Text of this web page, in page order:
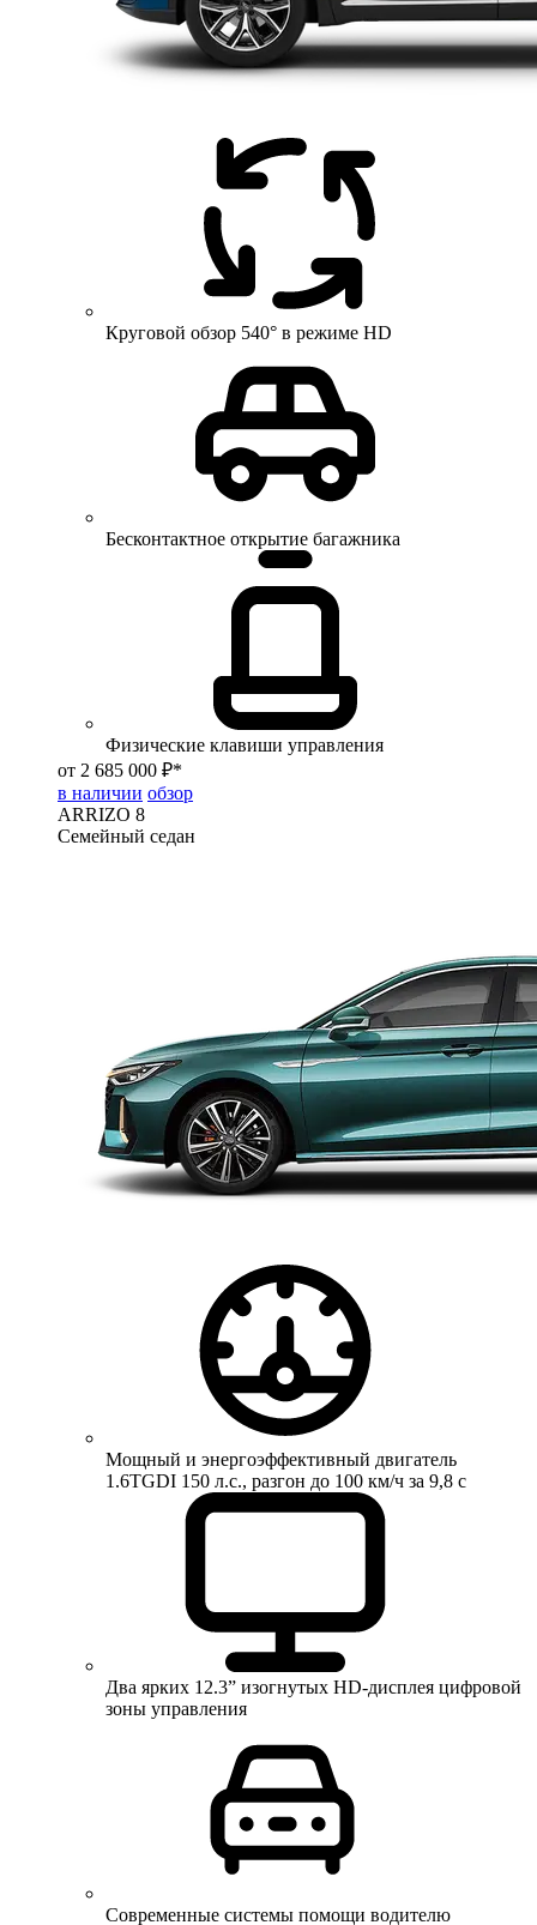
Круговой обзор 540° в режиме HD
Бесконтактное открытие багажника
Физические клавиши управления
от 2 685 000 ₽*
в наличии обзор
ARRIZO 8
Семейный седан
Мощный и энергоэффективный двигатель
1.6TGDI 150 л.с., разгон до 100 км/ч за 9,8 с
Два ярких 12.3” изогнутых HD-дисплея цифровой
зоны управления
Современные системы помощи водителю